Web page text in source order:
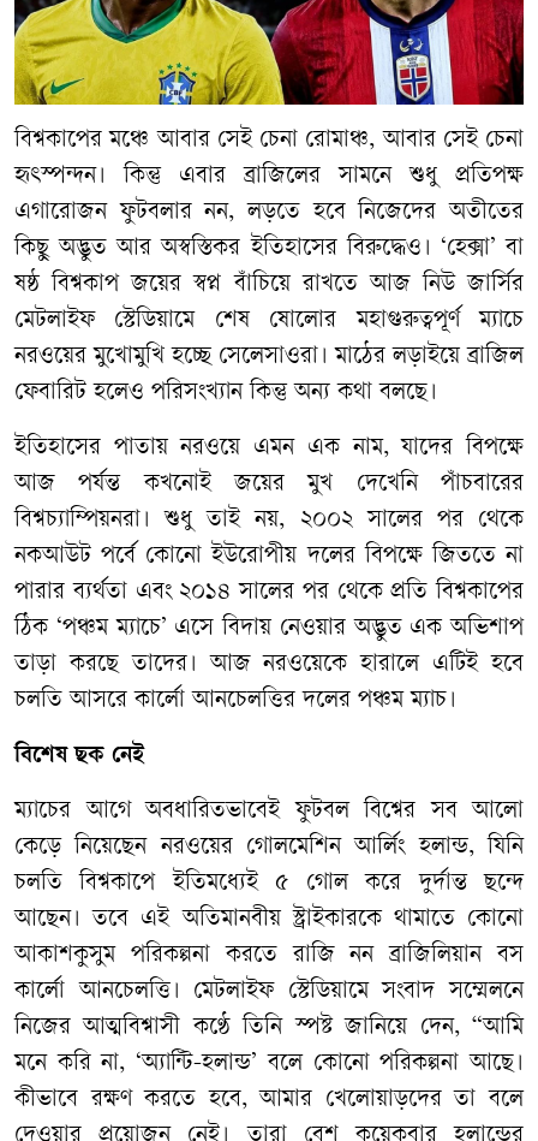
বিশ্বকাপের মঞ্চে আবার সেই চেনা রোমাঞ্চ, আবার সেই চেনা
হৃৎস্পন্দন। কিন্তু এবার ব্রাজিলের সামনে শুধু প্রতিপক্ষ
এগারোজন ফুটবলার নন, লড়তে হবে নিজেদের অতীতের
কিছু অদ্ভুত আর অস্বস্তিকর ইতিহাসের বিরুদ্ধেও। ‘হেক্সা’ বা
ষষ্ঠ বিশ্বকাপ জয়ের স্বপ্ন বাঁচিয়ে রাখতে আজ নিউ জার্সির
মেটলাইফ স্টেডিয়ামে শেষ ষোলোর মহাগুরুত্বপূর্ণ ম্যাচে
নরওয়ের মুখোমুখি হচ্ছে সেলেসাওরা। মাঠের লড়াইয়ে ব্রাজিল
ফেবারিট হলেও পরিসংখ্যান কিন্তু অন্য কথা বলছে।
ইতিহাসের পাতায় নরওয়ে এমন এক নাম, যাদের বিপক্ষে
আজ পর্যন্ত কখনোই জয়ের মুখ দেখেনি পাঁচবারের
বিশ্বচ্যাম্পিয়নরা। শুধু তাই নয়, ২০০২ সালের পর থেকে
নকআউট পর্বে কোনো ইউরোপীয় দলের বিপক্ষে জিততে না
পারার ব্যর্থতা এবং ২০১৪ সালের পর থেকে প্রতি বিশ্বকাপের
ঠিক ‘পঞ্চম ম্যাচে’ এসে বিদায় নেওয়ার অদ্ভুত এক অভিশাপ
তাড়া করছে তাদের। আজ নরওয়েকে হারালে এটিই হবে
চলতি আসরে কার্লো আনচেলত্তির দলের পঞ্চম ম্যাচ।
বিশেষ ছক নেই
ম্যাচের আগে অবধারিতভাবেই ফুটবল বিশ্বের সব আলো
কেড়ে নিয়েছেন নরওয়ের গোলমেশিন আর্লিং হলান্ড, যিনি
চলতি বিশ্বকাপে ইতিমধ্যেই ৫ গোল করে দুর্দান্ত ছন্দে
আছেন। তবে এই অতিমানবীয় স্ট্রাইকারকে থামাতে কোনো
আকাশকুসুম পরিকল্পনা করতে রাজি নন ব্রাজিলিয়ান বস
কার্লো আনচেলত্তি। মেটলাইফ স্টেডিয়ামে সংবাদ সম্মেলনে
নিজের আত্মবিশ্বাসী কণ্ঠে তিনি স্পষ্ট জানিয়ে দেন, “আমি
মনে করি না, ‘অ্যান্টি-হলান্ড’ বলে কোনো পরিকল্পনা আছে।
কীভাবে রক্ষণ করতে হবে, আমার খেলোয়াড়দের তা বলে